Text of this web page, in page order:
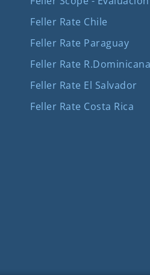
Feller Rate Chile
Feller Rate Paraguay
Feller Rate R.Dominicana
Feller Rate El Salvador
Feller Rate Costa Rica